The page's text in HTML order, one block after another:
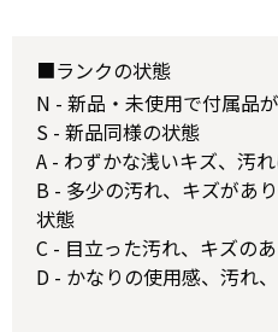
■ランクの状態
N - 新品・未使用で付属品
S - 新品同様の状態
A - わずかな浅いキズ、汚
B - 多少の汚れ、キズがあ
状態
C - 目立った汚れ、キズの
D - かなりの使用感、汚れ